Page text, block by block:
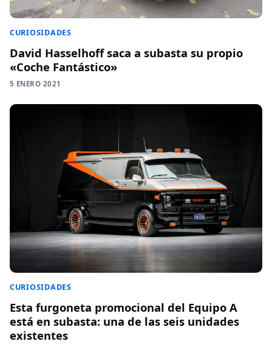
CURIOSIDADES
David Hasselhoff saca a subasta su propio
«Coche Fantástico»
5 ENERO 2021
CURIOSIDADES
Esta furgoneta promocional del Equipo A
está en subasta: una de las seis unidades
existentes